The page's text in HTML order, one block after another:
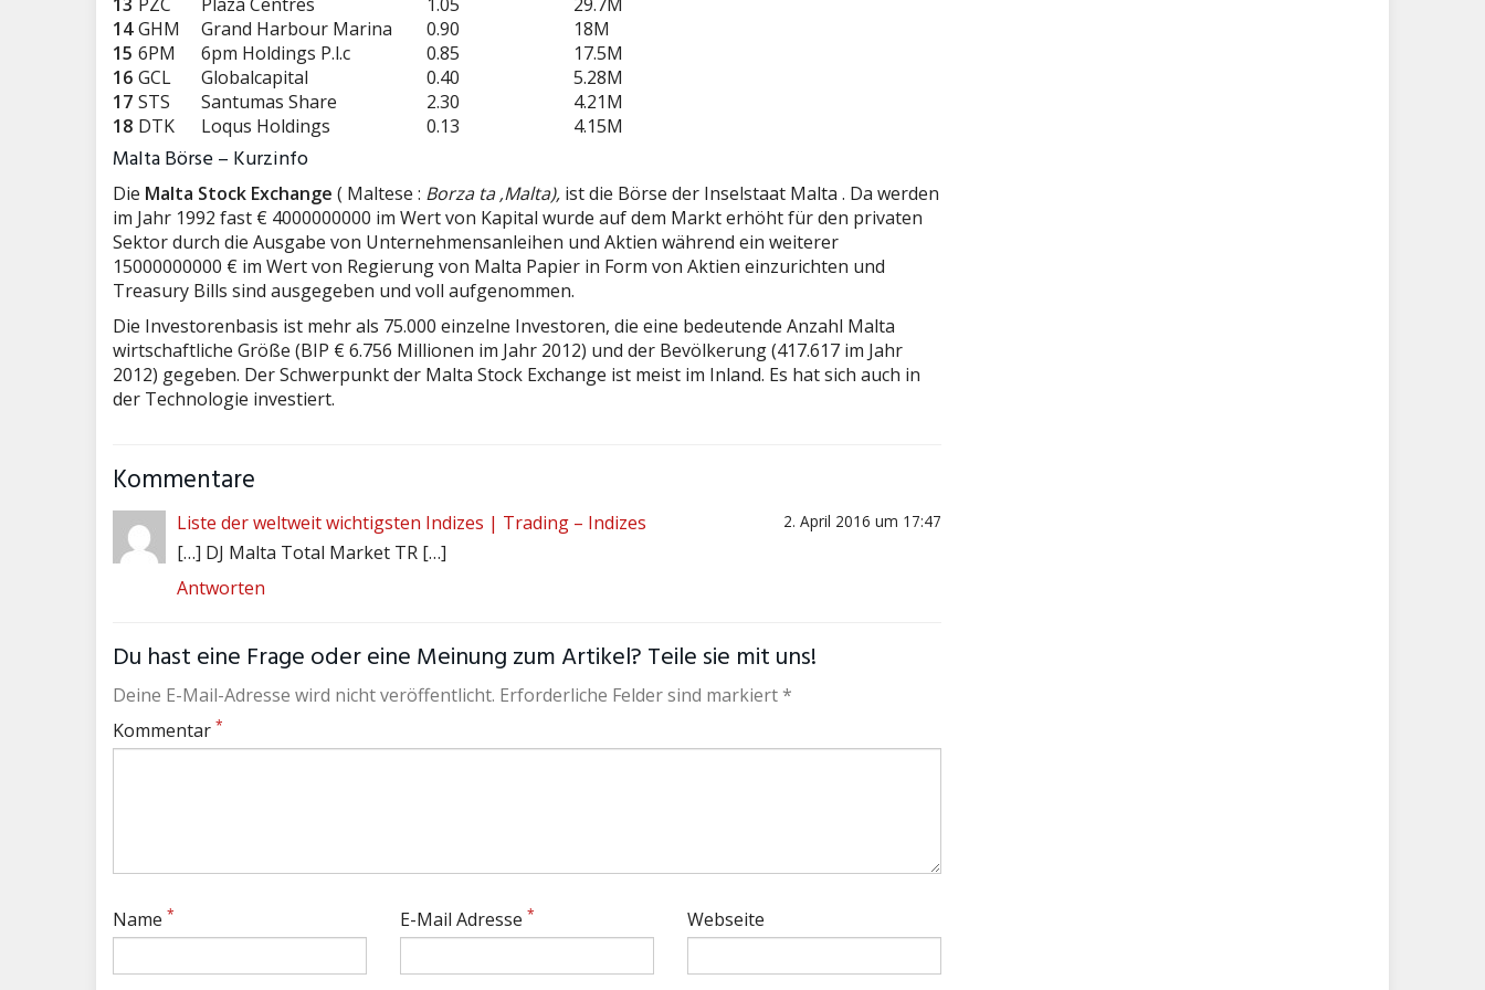
14 GHM Grand Harbour Marina 0.90
18M
15 6PM 6pm Holdings P.l.c 0.85
17.5M
16 GCL Globalcapital 0.40
5.28M
17 STS Santumas Share 2.30
4.21M
18 DTK Loqus Holdings 0.13 4.15M
Malta Börse – Kurzinfo
Die Malta Stock Exchange ( Maltese : Borza ta ‚Malta), ist die Börse der Inselstaat Malta . Da werden
im Jahr 1992 fast € 4000000000 im Wert von Kapital wurde auf dem Markt erhöht für den privaten
Sektor durch die Ausgabe von Unternehmensanleihen und Aktien während ein weiterer
15000000000 € im Wert von Regierung von Malta Papier in Form von Aktien einzurichten und
Treasury Bills sind ausgegeben und voll aufgenommen.
Die Investorenbasis ist mehr als 75.000 einzelne Investoren, die eine bedeutende Anzahl Malta
wirtschaftliche Größe (BIP € 6.756 Millionen im Jahr 2012) und der Bevölkerung (417.617 im Jahr
2012) gegeben. Der Schwerpunkt der Malta Stock Exchange ist meist im Inland. Es hat sich auch in
der Technologie investiert.
Kommentare
Liste der weltweit wichtigsten Indizes | Trading – Indizes 2. April 2016 um 17:47
[…] DJ Malta Total Market TR […]
Antworten
Du hast eine Frage oder eine Meinung zum Artikel? Teile sie mit uns!
Deine E-Mail-Adresse wird nicht veröffentlicht. Erforderliche Felder sind markiert *
Kommentar *
Name * E-Mail Adresse * Webseite